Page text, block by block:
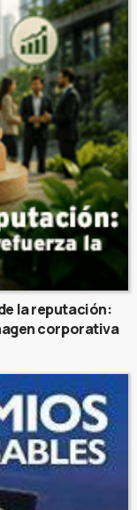
la reputación:
corporativa